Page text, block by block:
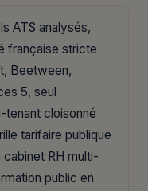
ATS analysés,
française stricte
Beetween,
5, seul
tenant cloisonné
tarifaire publique
cabinet RH multi-
public en